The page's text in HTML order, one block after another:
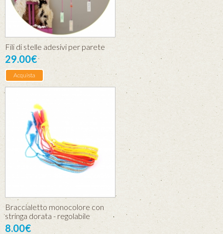
Fili di stelle adesivi per parete
29.00€
Acquista
Braccialetto monocolore con
stringa dorata - regolabile
8.00€